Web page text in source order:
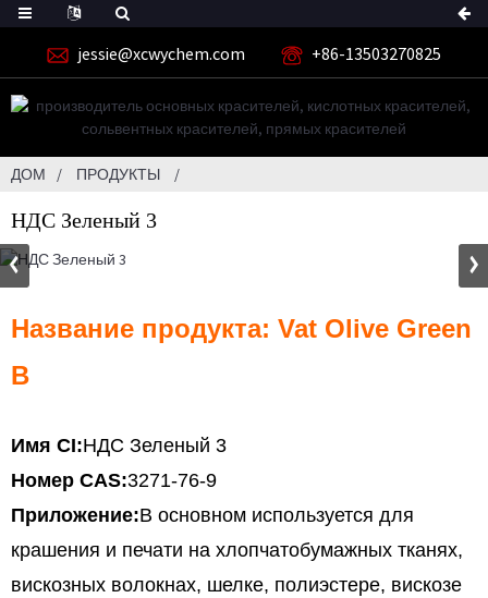
jessie@xcwychem.com +86-13503270825
ДОМ ПРОДУКТЫ
НДС Зеленый 3
Название продукта: Vat Olive Green
B
Имя CI:НДС Зеленый 3
Номер CAS:3271-76-9
Приложение:В основном используется для
крашения и печати на хлопчатобумажных тканях,
вискозных волокнах, шелке, полиэстере, вискозе